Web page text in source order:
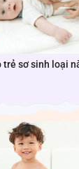
trẻ sơ sinh loại